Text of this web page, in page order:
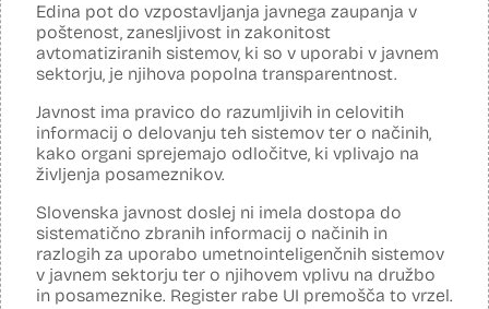
Edina pot do vzpostavljanja javnega zaupanja v
poštenost, zanesljivost in zakonitost
avtomatiziranih sistemov, ki so v uporabi v javnem
sektorju, je njihova popolna transparentnost.
Javnost ima pravico do razumljivih in celovitih
informacij o delovanju teh sistemov ter o načinih,
kako organi sprejemajo odločitve, ki vplivajo na
življenja posameznikov.
Slovenska javnost doslej ni imela dostopa do
sistematično zbranih informacij o načinih in
razlogih za uporabo umetnointeligenčnih sistemov
v javnem sektorju ter o njihovem vplivu na družbo
in posameznike. Register rabe UI premošča to vrzel.